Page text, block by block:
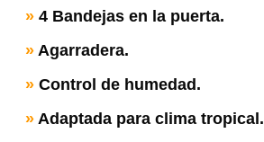
» 4 Bandejas en la puerta.
» Agarradera.
» Control de humedad.
» Adaptada para clima tropical.